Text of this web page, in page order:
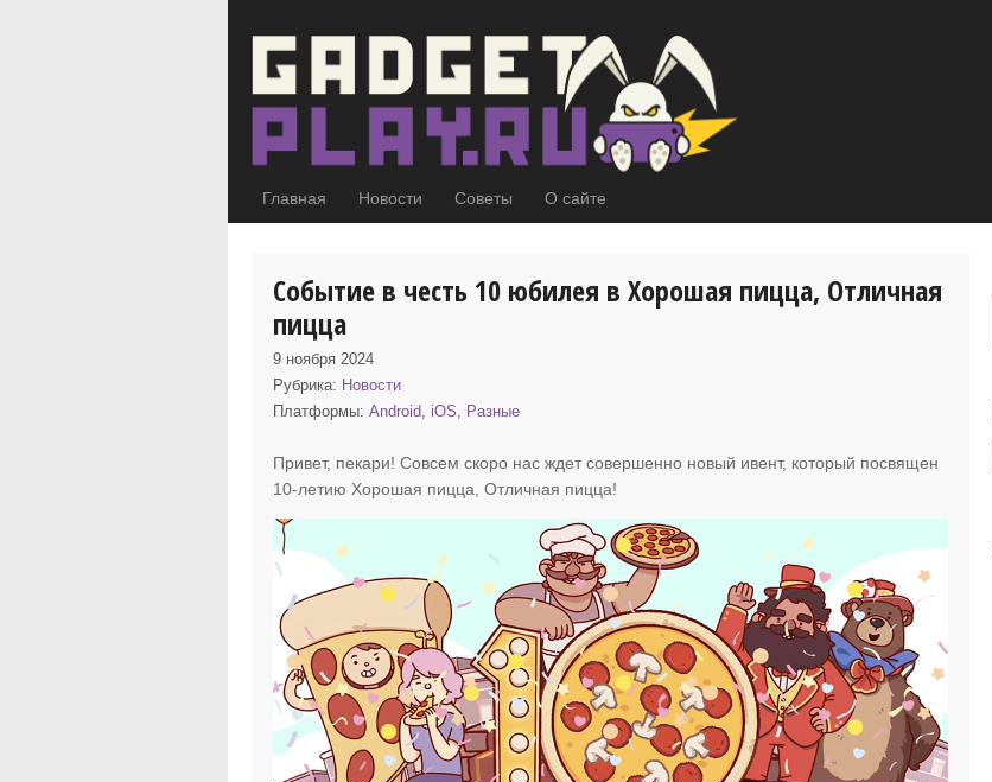
Главная Новости Советы О сайте
Событие в честь 10 юбилея в Хорошая пицца, Отличная
пицца
9 ноября 2024
Рубрика: Новости
Платформы:Android, iOS, Разные
Привет, пекари! Совсем скоро нас ждет совершенно новый ивент, который посвящен
10-летию Хорошая пицца, Отличная пицца!